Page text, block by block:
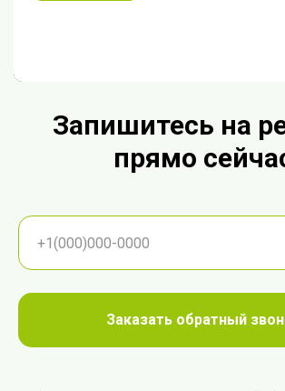
Запишитесь на
прямо
Заказать обратный